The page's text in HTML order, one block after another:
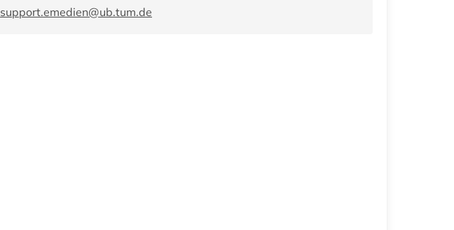
support.emedien@ub.tum.de